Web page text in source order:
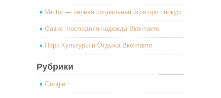
Vector — первая социальная игра про паркур
Оазис: последняя надежда Вконтакте
Парк Культуры и Отдыха Вконтакте
Рубрики
Google